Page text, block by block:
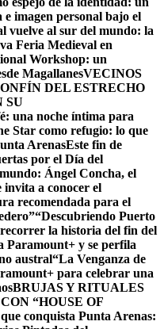
imagen personal bajo el
vuelve al sur del mundo: la
Feria Medieval en
Workshop: un
MagallanesVECINOS
DEL ESTRECHO
SU
una noche íntima para
Star como refugio: lo que
ArenasEste fin de
por el Día del
Ángel Concha, el
a conocer el
recomendada para el
“Descubriendo Puerto
la historia del fin del
Paramount+ y se perfila
austral“La Venganza de
para celebrar una
BRUJAS Y RITUALES
“HOUSE OF
conquista Punta Arenas: